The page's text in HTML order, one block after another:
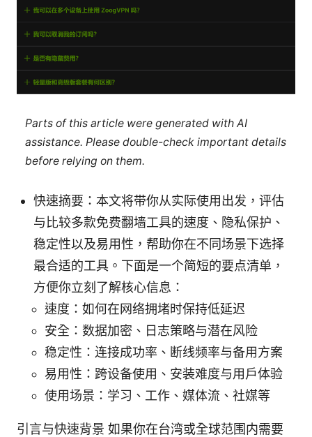
Parts of this article were generated with AI
assistance. Please double-check important details
before relying on them.
快速摘要：本文将带你从实际使用出发，评估
与比较多款免费翻墙工具的速度、隐私保护、
稳定性以及易用性，帮助你在不同场景下选择
最合适的工具。下面是一个简短的要点清单，
方便你立刻了解核心信息：
速度：如何在网络拥堵时保持低延迟
安全：数据加密、日志策略与潜在风险
稳定性：连接成功率、断线频率与备用方案
易用性：跨设备使用、安装难度与用户体验
使用场景：学习、工作、媒体流、社媒等
引言与快速背景 如果你在台湾或全球范围内需要